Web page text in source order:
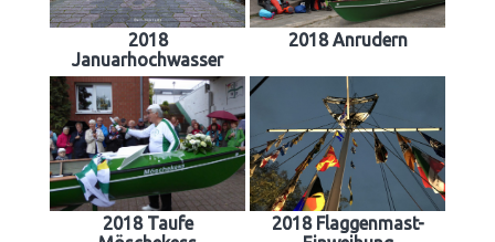
2018
Januarhochwasser
2018 Anrudern
2018 Taufe
2018 Flaggenmast-